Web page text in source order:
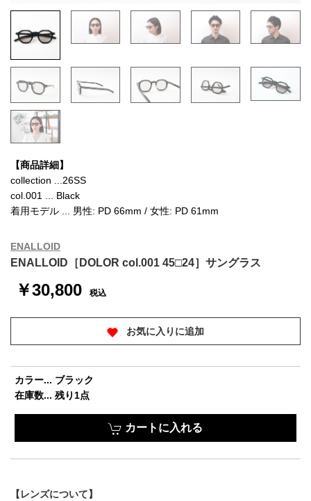
【商品詳細】
collection ...26SS
col.001 ... Black
着用モデル ... 男性: PD 66mm / 女性: PD 61mm
ENALLOID
ENALLOID［DOLOR col.001 45□24］サングラス
￥30,800 税込
お気に入りに追加
カラー... ブラック
在庫数... 残り1点
カートに入れる
【レンズについて】